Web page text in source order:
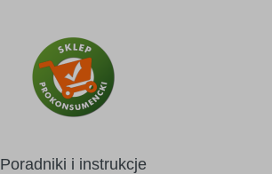
Poradniki i instrukcje